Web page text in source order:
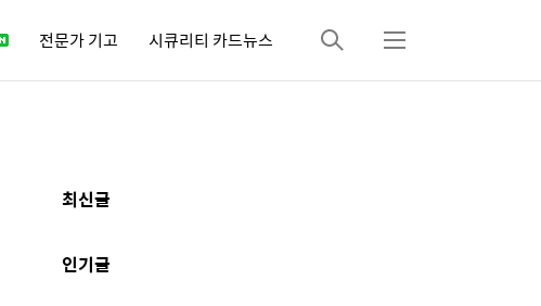
전문가 기고 시큐리티 카드뉴스
검
메
추
정
최신글
인기글